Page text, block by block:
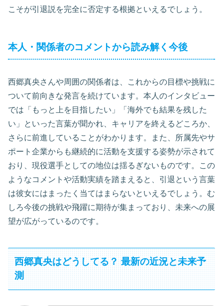
こそが引退説を完全に否定する根拠といえるでしょう。
本人・関係者のコメントから読み解く今後
西郷真央さんや周囲の関係者は、これからの目標や挑戦に
ついて前向きな発言を続けています。本人のインタビュー
では「もっと上を目指したい」「海外でも結果を残した
い」といった言葉が聞かれ、キャリアを終えるどころか、
さらに前進していることがわかります。また、所属先やサ
ポート企業からも継続的に活動を支援する姿勢が示されて
おり、現役選手としての地位は揺るぎないものです。この
ようなコメントや活動実績を踏まえると、引退という言葉
は彼女にはまったく当てはまらないといえるでしょう。む
しろ今後の挑戦や飛躍に期待が集まっており、未来への展
望が広がっているのです。
西郷真央はどうしてる？ 最新の近況と未来予
測